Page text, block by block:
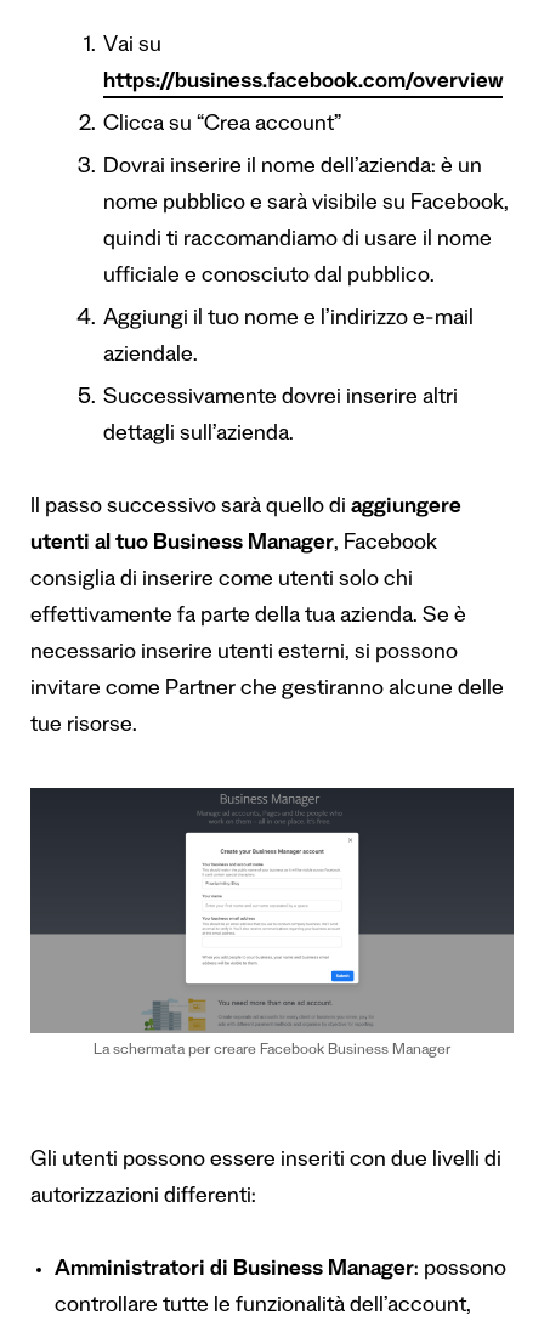
Vai su
https://business.facebook.com/overview
Clicca su “Crea account”
Dovrai inserire il nome dell’azienda: è un
nome pubblico e sarà visibile su Facebook,
quindi ti raccomandiamo di usare il nome
ufficiale e conosciuto dal pubblico.
Aggiungi il tuo nome e l’indirizzo e-mail
aziendale.
Successivamente dovrei inserire altri
dettagli sull’azienda.
Il passo successivo sarà quello di aggiungere
utenti al tuo Business Manager, Facebook
consiglia di inserire come utenti solo chi
effettivamente fa parte della tua azienda. Se è
necessario inserire utenti esterni, si possono
invitare come Partner che gestiranno alcune delle
tue risorse.
La schermata per creare Facebook Business Manager
Gli utenti possono essere inseriti con due livelli di
autorizzazioni differenti:
Amministratori di Business Manager: possono
controllare tutte le funzionalità dell’account,